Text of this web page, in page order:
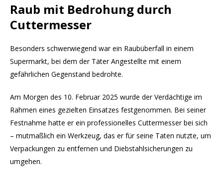
Raub mit Bedrohung durch
Cuttermesser
Besonders schwerwiegend war ein Raubüberfall in einem
Supermarkt, bei dem der Täter Angestellte mit einem
gefährlichen Gegenstand bedrohte.
Am Morgen des 10. Februar 2025 wurde der Verdächtige im
Rahmen eines gezielten Einsatzes festgenommen. Bei seiner
Festnahme hatte er ein professionelles Cuttermesser bei sich
– mutmaßlich ein Werkzeug, das er für seine Taten nutzte, um
Verpackungen zu entfernen und Diebstahlsicherungen zu
umgehen.